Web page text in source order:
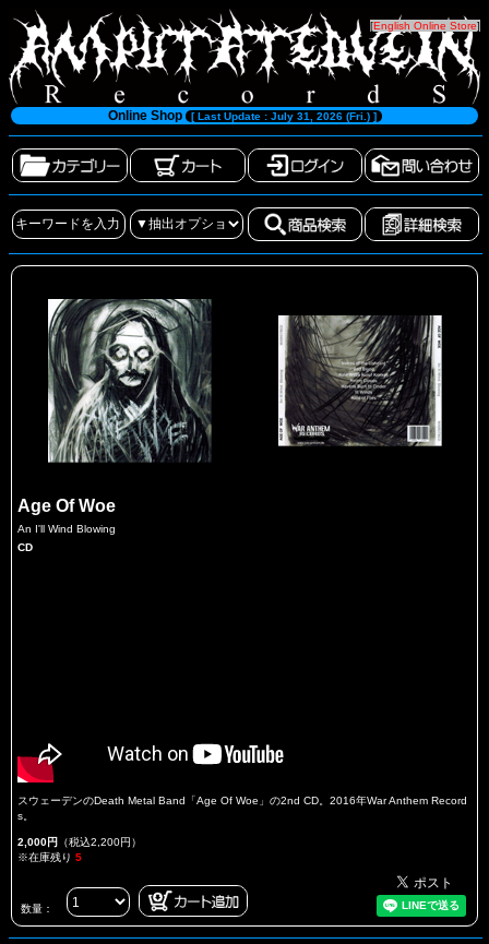
[English Online Store]
Online Shop [ Last Update : July 31, 2026 (Fri.) ]
Age Of Woe
An I'll Wind Blowing
CD
スウェーデンのDeath Metal Band「Age Of Woe」の2nd CD。2016年War Anthem Record
s。
2,000円 （税込2,200円）
※在庫残り 5
数量：